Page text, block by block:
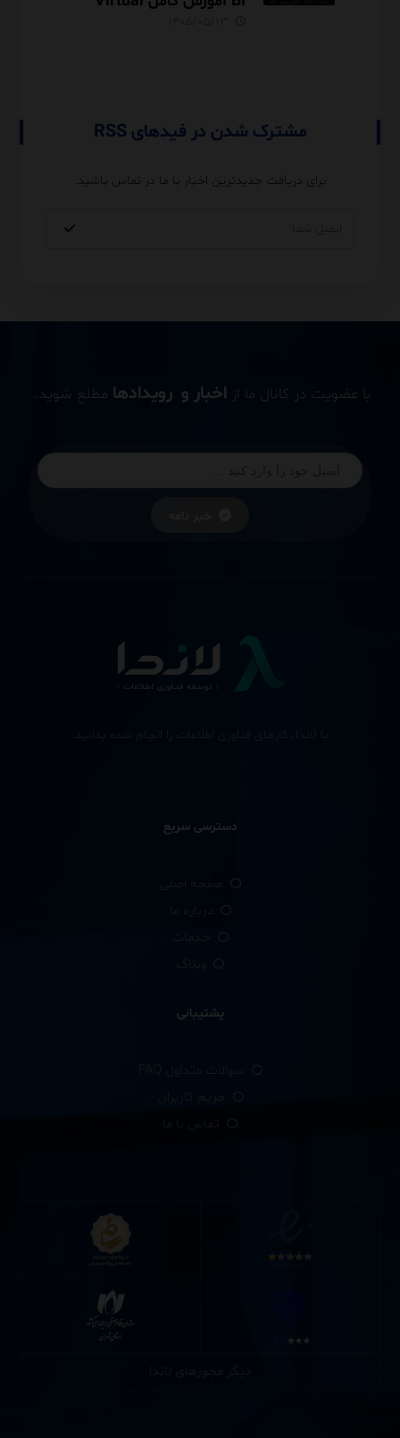
مشترک شدن در فیدهای RSS
برای دریافت جدیدترین اخبار با ما در تماس باشید.
با عضویت در کانال ما از اخبار و رویدادها مطلع شوید.
با لاندا، کارهای فناوری اطلاعات را انجام شده بدانید.
دسترسی سریع
صفحه اصلی
پشتیبانی
سوالات متداول FAQ
حریم کاربران
دیگر مجوزهای لاندا